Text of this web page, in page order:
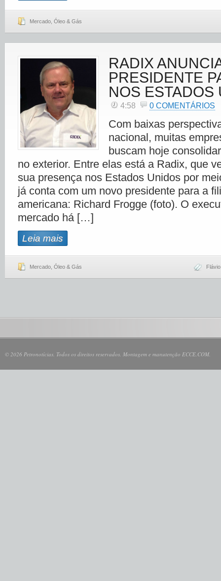
Mercado Óleo & Gás
RADIX
PRESIDENTE
NOS ESTADOS
4:58 0 COMENTÁRIOS
Com baixas
nacional, muitas
buscam hoje
no exterior. Entre elas está a Radix, que
sua presença nos Estados Unidos por
já conta com um novo presidente para a
americana: Richard Frogge (foto). O
mercado há […]
Leia mais
Mercado Óleo & Gás
© 2026 Petronotícias. Todos os direitos reservados. Montagem e manutenção ECCE.COM.